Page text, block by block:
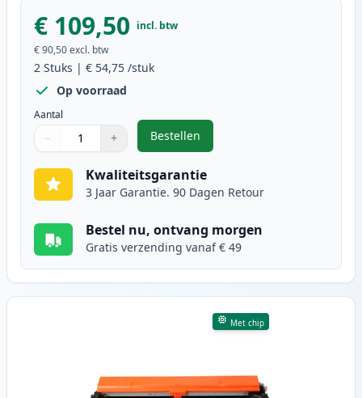
€ 109,50 incl. btw
€ 90,50excl. btw
2 Stuks | € 54,75 /stuk
Op voorraad
Aantal
Gebruik de knoppen om aan te passen
− +
1
Bestellen
,2 stuks Canon 051H
Kwaliteitsgarantie
3 Jaar Garantie. 90 Dagen Retour
Bestel nu, ontvang morgen
Gratis verzending vanaf € 49
Met chip